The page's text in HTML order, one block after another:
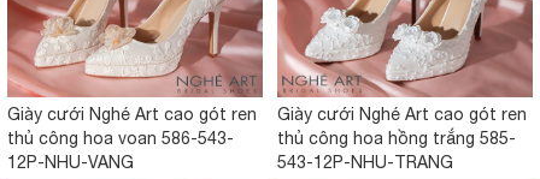
Giày cưới Nghé Art cao gót ren
thủ công hoa voan 586-543-
12P-NHU-VANG
Giày cưới Nghé Art cao gót ren
thủ công hoa hồng trắng 585-
543-12P-NHU-TRANG